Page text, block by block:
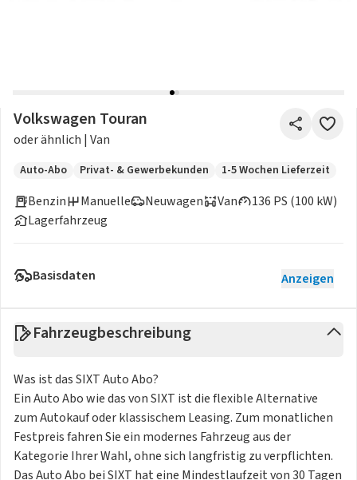
Volkswagen Touran
oder ähnlich | Van
Auto-Abo Privat- & Gewerbekunden 1-5 Wochen Lieferzeit
Benzin Neuwagen 136 PS (100 kW)
Manuelle
Van
Lagerfahrzeug
Basisdaten Anzeigen
Fahrzeugbeschreibung
Was ist das SIXT Auto Abo?
Ein Auto Abo wie das von SIXT ist die flexible Alternative
zum Autokauf oder klassischem Leasing. Zum monatlichen
Festpreis fahren Sie ein modernes Fahrzeug aus der
Kategorie Ihrer Wahl, ohne sich langfristig zu verpflichten.
Das Auto Abo bei SIXT hat eine Mindestlaufzeit von 30 Tagen